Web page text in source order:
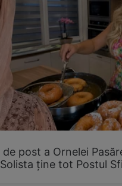
post a Ornelei
ține tot Postul